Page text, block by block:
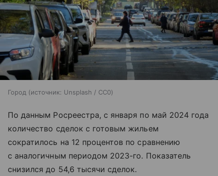
Город источник: Unsplash / CC0
По данным Росреестра, с января по май 2024 года
количество сделок с готовым жильем
сократилось на 12 процентов по сравнению
с аналогичным периодом 2023-го. Показатель
снизился до 54,6 тысячи сделок.